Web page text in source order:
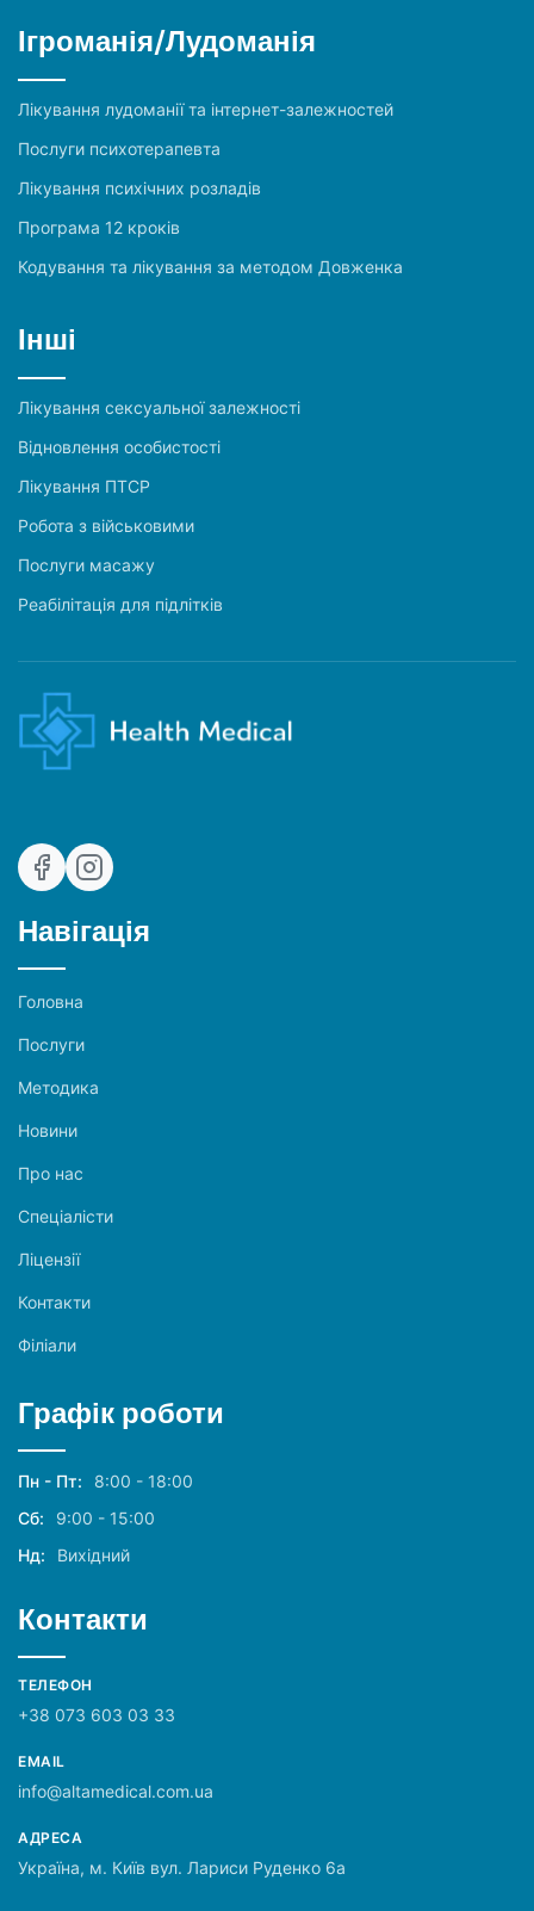
Ігроманія/Лудоманія
Лікування лудоманії та інтернет-залежностей
Послуги психотерапевта
Лікування психічних розладів
Програма 12 кроків
Кодування та лікування за методом Довженка
Інші
Лікування сексуальної залежності
Відновлення особистості
Лікування ПТСР
Робота з військовими
Послуги масажу
Реабілітація для підлітків
Навігація
Головна
Послуги
Методика
Новини
Про нас
Спеціалісти
Ліцензії
Контакти
Філіали
Графік роботи
Пн - Пт:
8:00 - 18:00
Сб:
9:00 - 15:00
Нд:
Вихідний
Контакти
ТЕЛЕФОН
+38 073 603 03 33
EMAIL
info@altamedical.com.ua
АДРЕСА
Україна, м. Київ вул. Лариси Руденко 6а